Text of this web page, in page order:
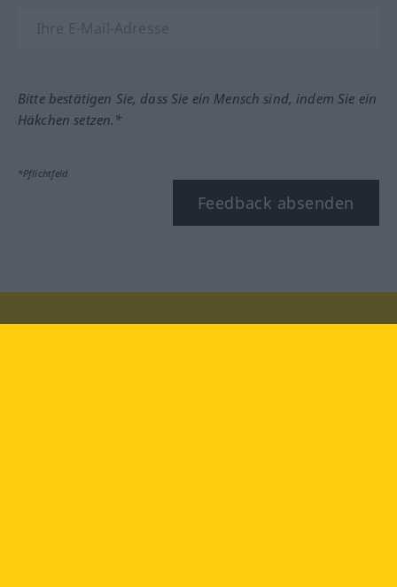
Bitte bestätigen Sie, dass Sie ein Mensch sind, indem Sie ein
Häkchen setzen.*
*Pflichtfeld
Feedback absenden